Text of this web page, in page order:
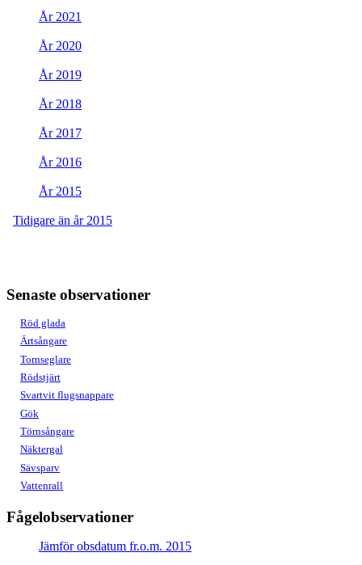
År 2021
År 2020
År 2019
År 2018
År 2017
År 2016
År 2015
Tidigare än år 2015
Senaste observationer
Röd glada
Ärtsångare
Tornseglare
Rödstjärt
Svartvit flugsnappare
Gök
Törnsångare
Näktergal
Sävsparv
Vattenrall
Fågelobservationer
Jämför obsdatum fr.o.m. 2015